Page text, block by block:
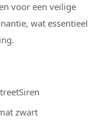
voor een veilige
wat essentieel
zwart